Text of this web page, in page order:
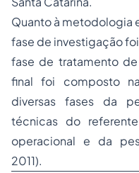
Quanto à metodologia
fase de investigação
fase de tratamento
final foi composto
diversas fases da
técnicas do
operacional e da
2011).